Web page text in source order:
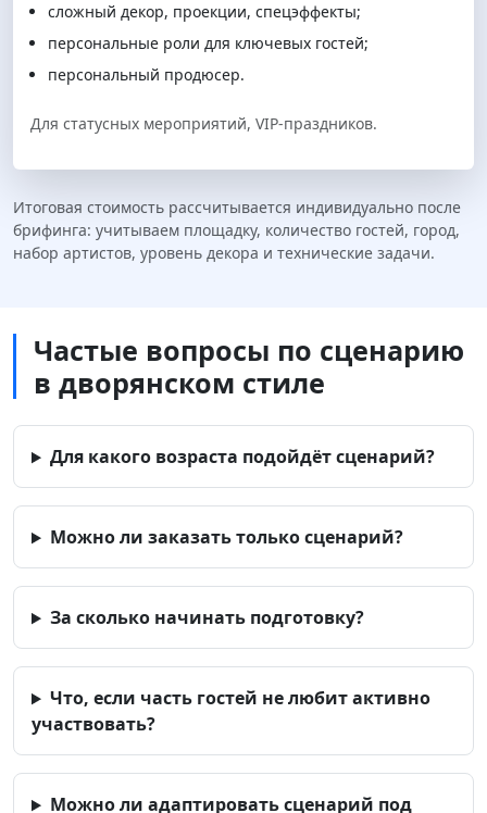
сложный декор, проекции, спецэффекты;
персональные роли для ключевых гостей;
персональный продюсер.
Для статусных мероприятий, VIP-праздников.
Итоговая стоимость рассчитывается индивидуально после
брифинга: учитываем площадку, количество гостей, город,
набор артистов, уровень декора и технические задачи.
Частые вопросы по сценарию
в дворянском стиле
Для какого возраста подойдёт сценарий?
Можно ли заказать только сценарий?
За сколько начинать подготовку?
Что, если часть гостей не любит активно
участвовать?
Можно ли адаптировать сценарий под